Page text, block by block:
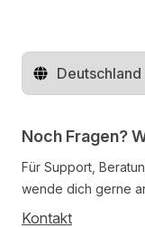
Region ändern
Noch Fragen?
Für Support,
wende dich gerne
Kontakt